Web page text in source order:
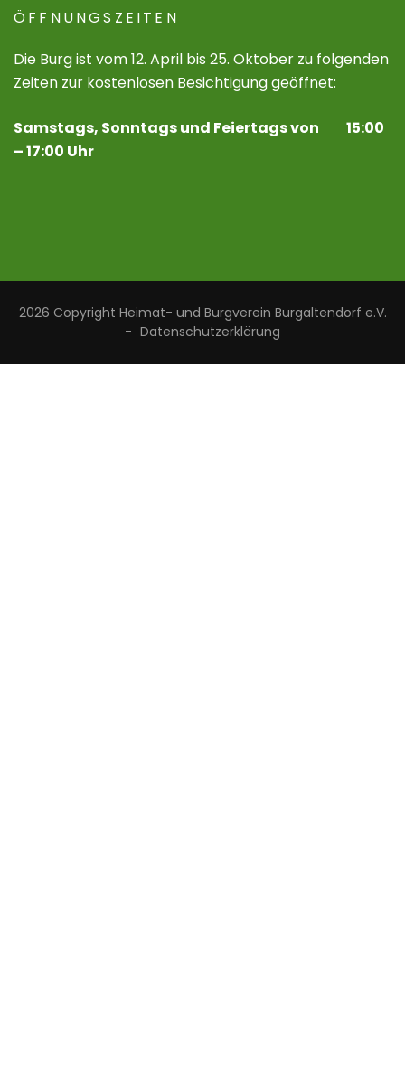
ÖFFNUNGSZEITEN
Die Burg ist vom 12. April bis 25. Oktober zu folgenden
Zeiten zur kostenlosen Besichtigung geöffnet:
Samstags, Sonntags und Feiertags von 15:00
– 17:00 Uhr
2026 Copyright Heimat- und Burgverein Burgaltendorf e.V.
- Datenschutzerklärung